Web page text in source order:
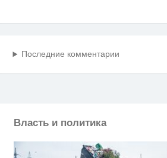
Последние комментарии
Власть и политика